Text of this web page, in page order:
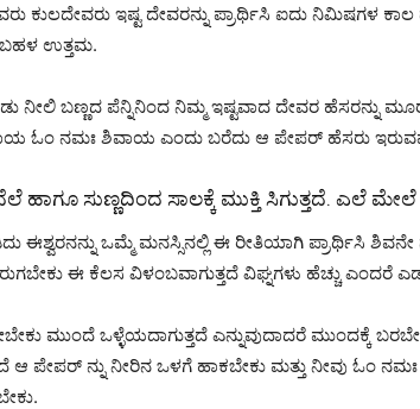
ಕುಲದೇವರು ಇಷ್ಟ ದೇವರನ್ನು ಪ್ರಾರ್ಥಿಸಿ ಐದು ನಿಮಿಷಗಳ
ಉತ್ತಮ.
ನೀಲಿ ಬಣ್ಣದ ಪೆನ್ನಿನಿಂದ ನಿಮ್ಮ ಇಷ್ಟವಾದ ದೇವರ
ಓಂ ನಮಃ ಶಿವಾಯ ಎಂದು ಬರೆದು ಆ ಪೇಪರ್ ಹೆಸರು
ಹಾಗೂ ಸುಣ್ಣದಿಂದ ಸಾಲಕ್ಕೆ ಮುಕ್ತಿ ಸಿಗುತ್ತದೆ. ಎಲೆ
ಈಶ್ವರನನ್ನು ಒಮ್ಮೆ ಮನಸ್ಸಿನಲ್ಲಿ ಈ ರೀತಿಯಾಗಿ ಪ್ರಾರ್ಥಿಸಿ
ಈ ಕೆಲಸ ವಿಳಂಬವಾಗುತ್ತದೆ ವಿಘ್ನಗಳು ಹೆಚ್ಚು ಎಂದರೆ
ಮುಂದೆ ಒಳ್ಳೆಯದಾಗುತ್ತದೆ ಎನ್ನುವುದಾದರೆ ಮುಂದಕ್ಕೆ
ಆ ಪೇಪರ್ ನ್ನು ನೀರಿನ ಒಳಗೆ ಹಾಕಬೇಕು ಮತ್ತು ನೀವು ಓಂ